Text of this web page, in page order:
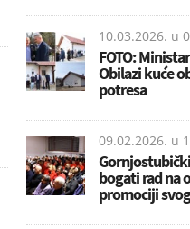
10.03.2026. u
FOTO:
Obilazi kuće
potresa
09.02.2026. u
bogati rad na
promociji